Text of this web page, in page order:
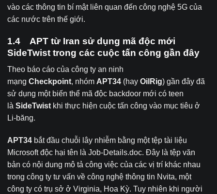
vào các thông tin bí mật liên quan đến công nghệ 5G của
các nước trên thế giới.
1.4 APT từ Iran sử dụng mã độc mới
SideTwist trong các cuộc tấn công gần đây
Theo báo cáo của công ty an ninh
mạng Checkpoint, nhóm APT34 (hay OilRig) gần đây đã
sử dụng một biến thể mã độc backdoor mới có teen
là SideTwist khi thực hiện cuộc tấn công vào mục tiêu ở
Li-băng.
APT34 bắt đầu chuỗi lây nhiễm bằng một tệp tài liệu
Microsoft độc hại tên là Job-Details.doc. Đây là tệp văn
bản có nội dung mô tả công việc của các vị trí khác nhau
trong công ty tư vấn về công nghệ thông tin Nvita, một
công ty có trụ sở ở Virginia, Hoa Kỳ. Tuy nhiên khi người